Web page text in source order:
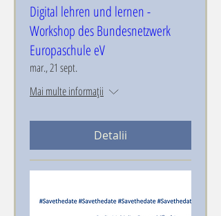
Digital lehren und lernen -
Workshop des Bundesnetzwerk
Europaschule eV
mar., 21 sept.
Mai multe informații
Detalii